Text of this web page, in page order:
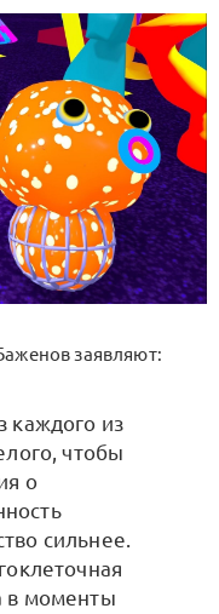
заявляют:
каждого из
чтобы
о
сильнее.
в моменты